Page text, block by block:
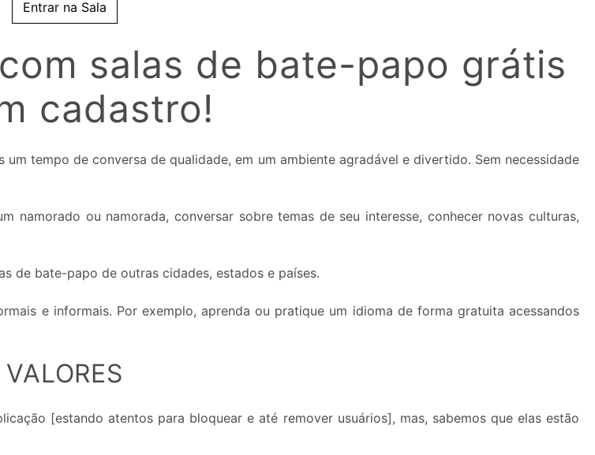
Entrar na Sala
salas de bate-papo grátis
cadastro!
tempo de conversa de qualidade, em um ambiente agradável e divertido. Sem necessidade
namorado ou namorada, conversar sobre temas de seu interesse, conhecer novas culturas,
de bate-papo de outras cidades, estados e países.
e informais. Por exemplo, aprenda ou pratique um idioma de forma gratuita acessandos
VALORES
[estando atentos para bloquear e até remover usuários], mas, sabemos que elas estão